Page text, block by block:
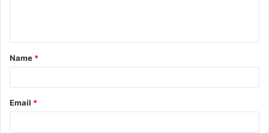
t
*
Name *
Email *